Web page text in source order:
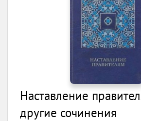
Наставление
другие сочинения